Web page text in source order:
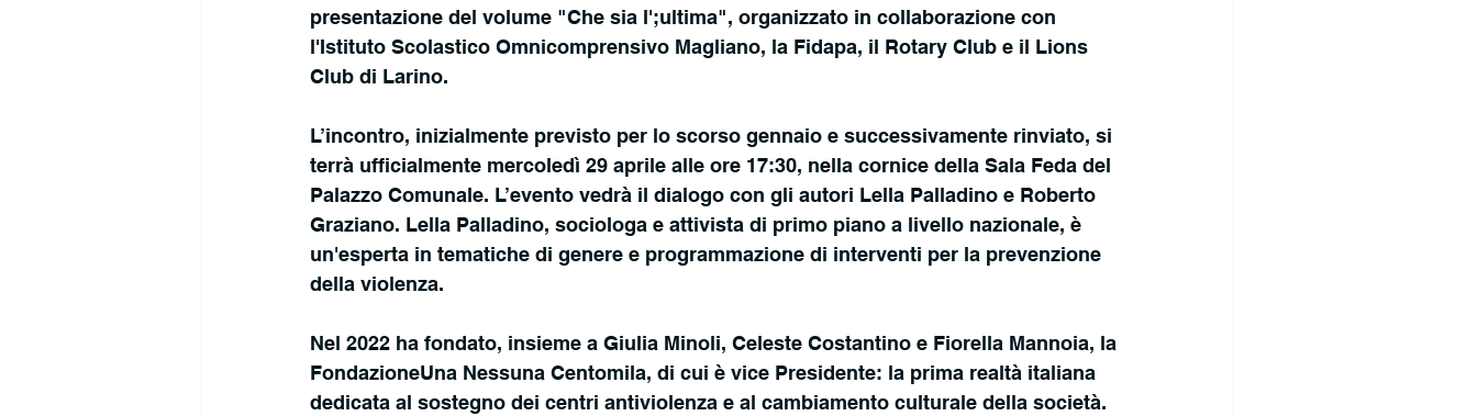
presentazione del volume "Che sia l';ultima", organizzato in collaborazione con
l'Istituto Scolastico Omnicomprensivo Magliano, la Fidapa, il Rotary Club e il Lions
Club di Larino.
L’incontro, inizialmente previsto per lo scorso gennaio e successivamente rinviato, si
terrà ufficialmente mercoledì 29 aprile alle ore 17:30, nella cornice della Sala Feda del
Palazzo Comunale. L’evento vedrà il dialogo con gli autori Lella Palladino e Roberto
Graziano. Lella Palladino, sociologa e attivista di primo piano a livello nazionale, è
un'esperta in tematiche di genere e programmazione di interventi per la prevenzione
della violenza.
Nel 2022 ha fondato, insieme a Giulia Minoli, Celeste Costantino e Fiorella Mannoia, la
FondazioneUna Nessuna Centomila, di cui è vice Presidente: la prima realtà italiana
dedicata al sostegno dei centri antiviolenza e al cambiamento culturale della società.